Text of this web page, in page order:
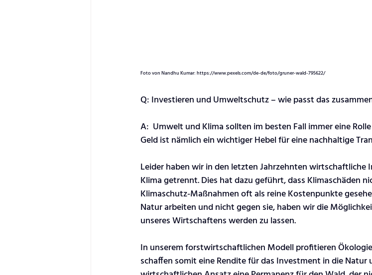
Foto von Nandhu Kumar: https://www.pexels.com/de-de/foto/gruner-wald-795622/
Q: Investieren und Umweltschutz – wie passt das
A:  Umwelt und Klima sollten im besten Fall immer eine
Geld ist nämlich ein wichtiger Hebel für eine nachhaltige
Leider haben wir in den letzten Jahrzehnten
Klima getrennt. Dies hat dazu geführt, dass Klimaschäden
Klimaschutz-Maßnahmen oft als reine Kostenpunkte
Natur arbeiten und nicht gegen sie, haben wir die
unseres Wirtschaftens werden zu lassen.
In unserem forstwirtschaftlichen Modell profitieren
schaffen somit eine Rendite für das Investment in die Natur